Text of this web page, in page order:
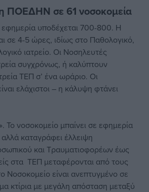
ΠΟΕΔΗΝ σε 61 νοσοκομεία
υποδέχεται 700-800. Η
σε 4-5 ώρες, ιδίως στο Παθολογικό,
ιατρείο. Οι Νοσηλευτές
συγχρόνως, ή καλύπτουν
ΤΕΠ σ’ ένα ωράριο. Οι
ελάχιστοι – η κάλυψη φτάνει
νοσοκομείο μπαίνει σε εφημερία
καταγράφει έλλειψη
και Τραυματιοφορέων έως
στα ΤΕΠ μεταφέρονται από τους
Νοσοκομείο είναι ανεπτυγμένο σε
κτίρια με μεγάλη απόσταση μεταξύ